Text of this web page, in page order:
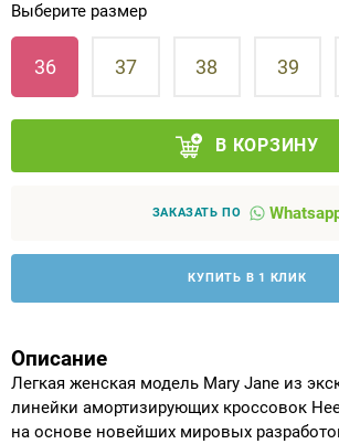
Выберите размер
36 37 38 39
В КОРЗИНУ
ЗАКАЗАТЬ ПО
КУПИТЬ В 1 КЛИК
Описание
Легкая женская модель Mary Jane из
линейки амортизирующих кроссовок
на основе новейших мировых
Аппараты на суставы
Санитарные приспособления для
инвалидов
инвалидов
Индивидуальное изготовление